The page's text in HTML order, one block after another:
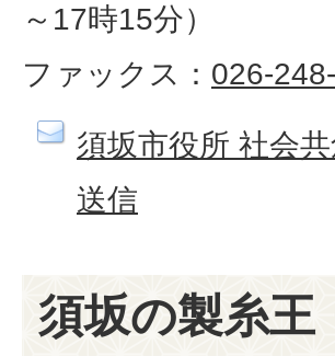
～17時15分）
ファックス： 026-
須坂市役所 社会
送信
須坂の製糸王